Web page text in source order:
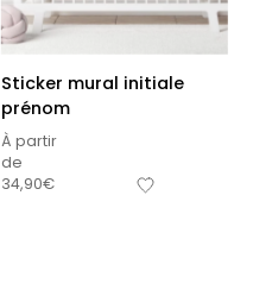
Sticker mural initiale
prénom
À partir
de
34,90€